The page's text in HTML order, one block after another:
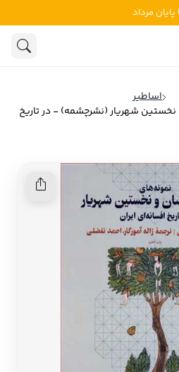
ادبیات آمریکا
ادبیات ایتالیا
ادبیات روسیه
ادبیات آمریکای لاتین
ادبیات آلمان
ادبیات ترکیه
ادبیات آسیا
سایر کشورهای اروپا
اساطیر
شهریار (نشرچشمه) - در تاریخ